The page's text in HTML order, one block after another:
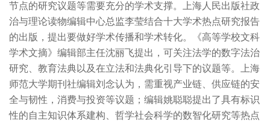
节点的研究议题等需要充分的学术支撑。上海人民出版社政
治与理论读物编辑中心总监李莹结合十大学术热点研究报告
的出版，提出要做好学术传播和学术转化。《高等学校文科
学术文摘》编辑部主任沈丽飞提出，可关注法学的数字法治
研究、教育法典以及在立法和法典化引导下的议题等。上海
师范大学期刊社编辑刘念认为，需重视产业链、供应链的安
全与韧性，消费与投资等议题；编辑姚聪聪提出了具有标识
性的自主知识体系建构、哲学社会科学的数智化研究等热点